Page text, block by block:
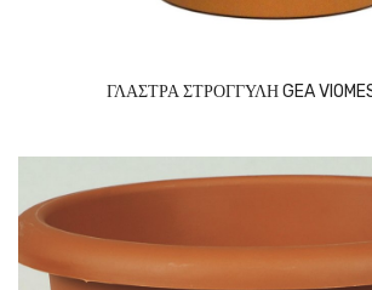
ΓΛΑΣΤΡΑ ΣΤΡΟΓΓΥΛΗ GEA